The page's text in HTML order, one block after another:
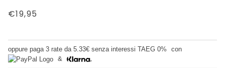
€19,95
oppure paga 3 rate da 5.33€ senza interessi TAEG 0%
con
&